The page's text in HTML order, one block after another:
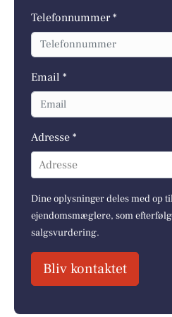
Telefonnummer *
Email *
Adresse *
Adresse
Dine oplysninger deles med op
ejendomsmæglere, som
salgsvurdering.
Bliv kontaktet